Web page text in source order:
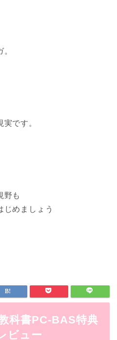
です。
野も
じめましょう
科書PC-BAS特典
ビュー